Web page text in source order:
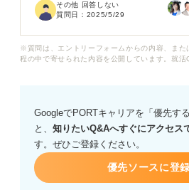
業界のスケジュール感や仕事内容
と嬉しいのです。
戦略なども参考にさせていただけ
その他 回答しない
質問日： 2025/5/29
※質問は、エントリーフォームからの内容、また
程の中で寄せられた内容を公開しています。就活
GoogleでPORTキャリアを「優先す
と、 知りたいQ&Aへすぐにアクセス
す。ぜひご登録ください。
優先ソースに登